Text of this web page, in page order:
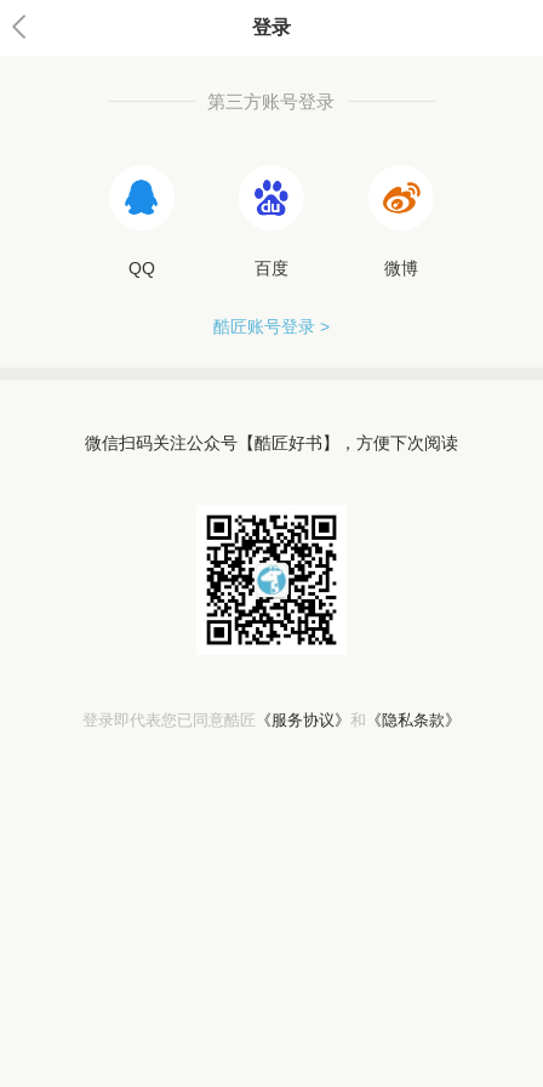
登录
第三方账号登录
QQ 百度 微博
酷匠账号登录 >
微信扫码关注公众号【酷匠好书】，方便下次阅读
登录即代表您已同意酷匠 《服务协议》 和 《隐私条款》